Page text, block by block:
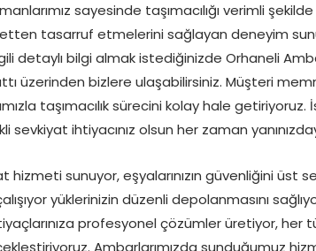
sayesinde taşımacılığı verimli
tasarruf etmelerini sağlayan deneyim
detaylı bilgi almak istediğinizde Orhaneli
üzerinden bizlere ulaşabilirsiniz. Müşteri
taşımacılık sürecini kolay hale
sevkiyat ihtiyacınız olsun her zaman
sunuyor, eşyalarınızın güvenliğini üst
yüklerinizin düzenli depolanmasını
profesyonel çözümler üretiyor, her
Ambarlarımızda sunduğumuz